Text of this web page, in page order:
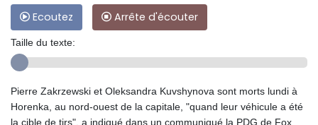
Ecoutez Arrête d'écouter
Taille du texte:
Pierre Zakrzewski et Oleksandra Kuvshynova sont morts lundi à
Horenka, au nord-ouest de la capitale, "quand leur véhicule a été
la cible de tirs", a indiqué dans un communiqué la PDG de Fox